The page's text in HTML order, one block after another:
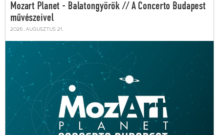
Mozart Planet - Balatongyörök // A Concerto Budapest
művészeivel
2026. augusztus 21.